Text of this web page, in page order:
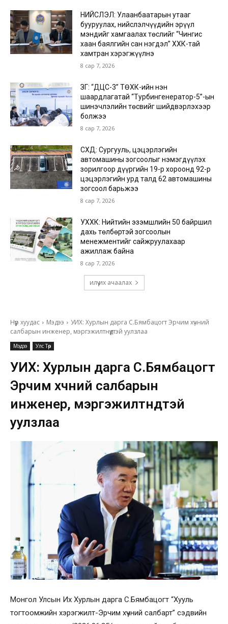
НИЙСЛЭЛ: Улаанбаатарын утааг
бууруулах, нийслэлчүүдийн эрүүл
мэндийг хамгаалах төслийг “Чингис
хаан баялгийн сан нэгдэл” ХХК-тай
хамтран хэрэгжүүлнэ
8 сар 7, 2026
ЗГ: “ДЦС-3” ТӨХК-ийн нэн
шаардлагатай “Турбингенератор-5”-ын
шинэчлэлийн төсвийг шийдвэрлэхээр
болжээ
8 сар 7, 2026
СХД: Сургууль, цэцэрлэгийн
автомашины зогсоолыг нэмэгдүүлэх
зорилгоор дүүргийн 19-р хороонд 92-р
цэцэрлэгийн урд талд 62 автомашины
зогсоол барьжээ
8 сар 7, 2026
УХХК: Нийтийн эзэмшлийн 50 байршил
дахь төлбөртэй зогсоолын
менежментийг сайжруулахаар
ажиллаж байна
8 сар 7, 2026
илүү их ачаалах